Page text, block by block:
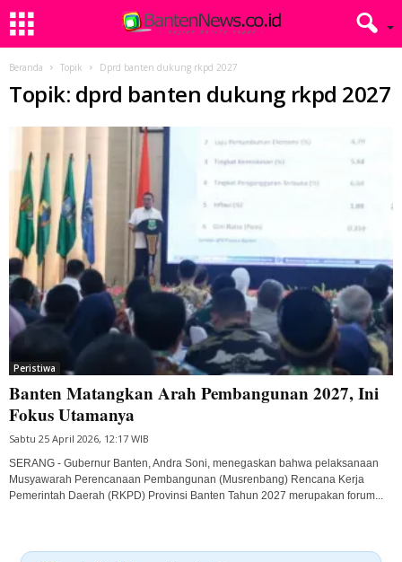
Beranda Topik Dprd banten dukung rkpd 2027
Topik: dprd banten dukung rkpd 2027
Peristiwa
Banten Matangkan Arah Pembangunan 2027, Ini
Fokus Utamanya
Sabtu 25 April 2026, 12:17 WIB
SERANG - Gubernur Banten, Andra Soni, menegaskan bahwa pelaksanaan
Musyawarah Perencanaan Pembangunan (Musrenbang) Rencana Kerja
Pemerintah Daerah (RKPD) Provinsi Banten Tahun 2027 merupakan forum...